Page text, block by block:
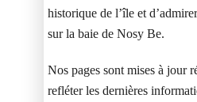
historique de l’île et
sur la baie de Nosy Be.
Nos pages sont mises à jour
refléter les dernières